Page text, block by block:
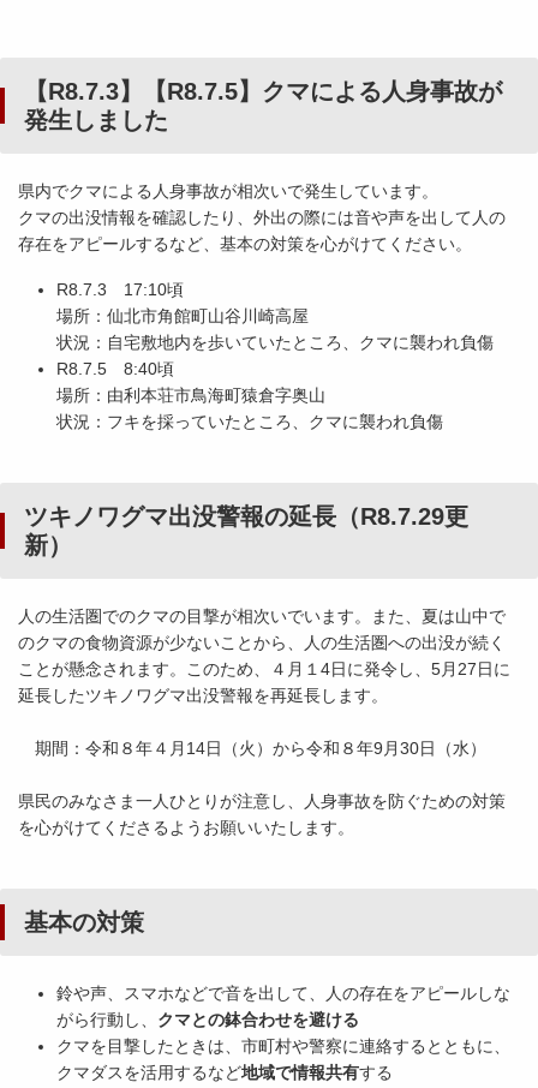
【R8.7.3】【R8.7.5】クマによる人身事故が
発生しました
県内でクマによる人身事故が相次いで発生しています。
クマの出没情報を確認したり、外出の際には音や声を出して人の
存在をアピールするなど、基本の対策を心がけてください。
R8.7.3 17:10頃
場所：仙北市角館町山谷川崎高屋
状況：自宅敷地内を歩いていたところ、クマに襲われ負傷
R8.7.5 8:40頃
場所：由利本荘市鳥海町猿倉字奥山
状況：フキを採っていたところ、クマに襲われ負傷
ツキノワグマ出没警報の延長（R8.7.29更
新）
人の生活圏でのクマの目撃が相次いでいます。また、夏は山中で
のクマの食物資源が少ないことから、人の生活圏への出没が続く
ことが懸念されます。このため、４月１4日に発令し、5月27日に
延長したツキノワグマ出没警報を再延長します。
期間：令和８年４月14日（火）から令和８年9月30日（水）
県民のみなさま一人ひとりが注意し、人身事故を防ぐための対策
を心がけてくださるようお願いいたします。
基本の対策
鈴や声、スマホなどで音を出して、人の存在をアピールしな
がら行動し、 クマとの鉢合わせを避ける
クマを目撃したときは、市町村や警察に連絡するとともに、
クマダスを活用するなど地域で情報共有する